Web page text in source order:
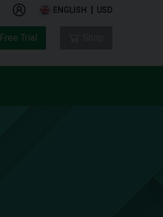
ENGLISH USD
Free Trial